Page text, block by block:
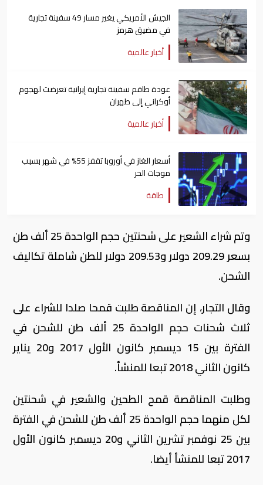
الجيش الأمريكي يغير مسار 49 سفينة تجارية
في مضيق هرمز
أخبار عالمية
عودة طاقم سفينة تجارية ​إيرانية ​تعرضت لهجوم
أوكراني إلى طهران
أخبار عالمية
أسعار الغاز في أوروبا تقفز 55% في شهر بسبب
موجات الحر
طاقة
وتم شراء الشعير على شحنتين حجم الواحدة 25 ألف طن
بسعر 209.29 دولار و209.53 دولار للطن شاملة تكاليف
الشحن.
وقال التجار، إن المناقصة طلبت قمحا صلدا للشراء على
ثلاث شحنات حجم الواحدة 25 ألف طن للشحن في
الفترة بين 15 ديسمبر كانون الأول 2017 و20 يناير
كانون الثاني 2018 تبعا للمنشأ.
وطلبت المناقصة قمح الطحين والشعير في شحنتين
لكل منهما حجم الواحدة 25 ألف طن للشحن في الفترة
بين 25 نوفمبر تشرين الثاني و20 ديسمبر كانون الأول
2017 تبعا للمنشأ أيضا.